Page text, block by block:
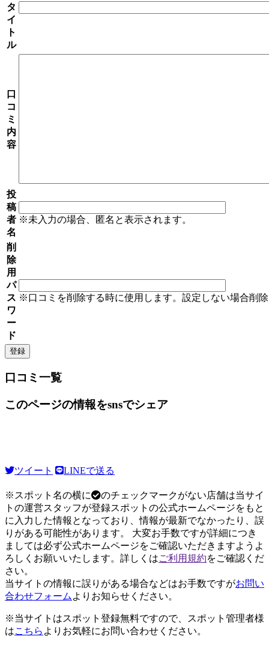
タ
イ
ト
ル
口
コ
ミ
内
容
投
稿
者
名
※未入力の場合、匿名と表示されます。
削
除
用
パ
ス
ワ
ー
ド
※口コミを削除する時に使用します。設定しない場合削
口コミ一覧
このページの情報をsnsでシェア
ツイート LINEで送る
※スポット名の横に
のチェックマークがない店舗は当サイ
トの運営スタッフが登録スポットの公式ホームページをもと
に入力した情報となっており、情報が最新でなかったり、誤
りがある可能性があります。 大変お手数ですが詳細につき
ましては必ず公式ホームページをご確認いただきますようよ
ろしくお願いいたします。詳しくはご利用規約をご確認くだ
さい。
当サイトの情報に誤りがある場合などはお手数ですがお問い
合わせフォーム よりお知らせください。
※当サイトはスポット登録無料ですので、スポット管理者様
はこちら よりお気軽にお問い合わせください。